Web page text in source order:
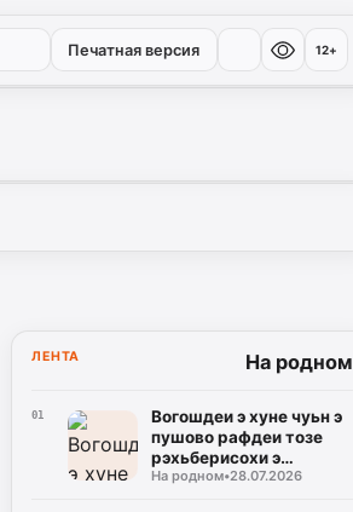
Печатная версия 12+
ЛЕНТА На родном
01
Вогошдеи э хуне чуьн э
пушово рафдеи тозе
рэхьберисохи э
корсохгьоревоз э
На родном•28.07.2026